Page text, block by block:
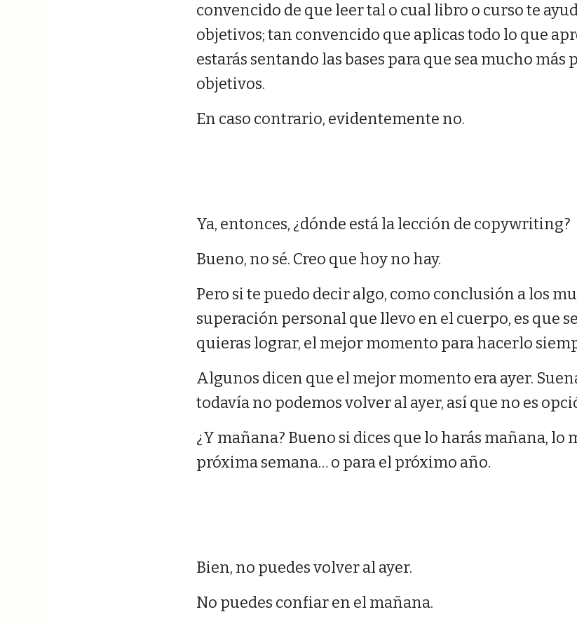
convencido de que leer tal o cual libro o curso te
objetivos; tan convencido que aplicas todo lo que
estarás sentando las bases para que sea mucho más
objetivos.
En caso contrario, evidentemente no.
Ya, entonces, ¿dónde está la lección de copywriting?
Bueno, no sé. Creo que hoy no hay.
Pero si te puedo decir algo, como conclusión a los
superación personal que llevo en el cuerpo, es que
quieras lograr, el mejor momento para hacerlo
Algunos dicen que el mejor momento era ayer.
todavía no podemos volver al ayer, así que no es
¿Y mañana? Bueno si dices que lo harás mañana, lo
próxima semana… o para el próximo año.
Bien, no puedes volver al ayer.
No puedes confiar en el mañana.